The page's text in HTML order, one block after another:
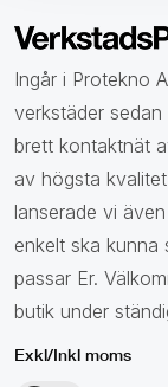
Ingår i Protekno
verkstäder
brett kontaktnät
av högsta
lanserade vi
enkelt ska
passar Er.
butik under
Exkl/Inkl moms